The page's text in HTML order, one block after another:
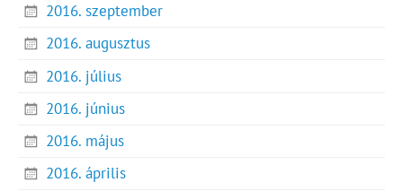
2016. szeptember
2016. augusztus
2016. július
2016. június
2016. május
2016. április